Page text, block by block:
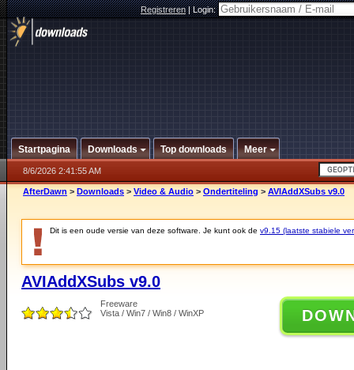
Registreren|Login:
Startpagina Downloads Top downloads Meer
8/6/2026 2:41:55 AM
AfterDawn > Downloads > Video & Audio > Ondertiteling > AVIAddXSubs v9.0
Dit is een oude versie van deze software. Je kunt ook de v9.15 (laatste stabiele
AVIAddXSubs v9.0
Freeware
Vista / Win7 / Win8 / WinXP